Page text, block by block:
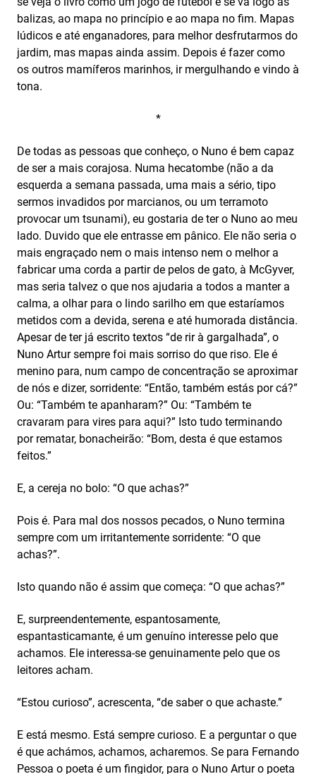
balizas, ao mapa no princípio e ao mapa no fim. Mapas
lúdicos e até enganadores, para melhor desfrutarmos do
jardim, mas mapas ainda assim. Depois é fazer como
os outros mamíferos marinhos, ir mergulhando e vindo à
tona.
*
De todas as pessoas que conheço, o Nuno é bem capaz
de ser a mais corajosa. Numa hecatombe (não a da
esquerda a semana passada, uma mais a sério, tipo
sermos invadidos por marcianos, ou um terramoto
provocar um tsunami), eu gostaria de ter o Nuno ao meu
lado. Duvido que ele entrasse em pânico. Ele não seria o
mais engraçado nem o mais intenso nem o melhor a
fabricar uma corda a partir de pelos de gato, à McGyver,
mas seria talvez o que nos ajudaria a todos a manter a
calma, a olhar para o lindo sarilho em que estaríamos
metidos com a devida, serena e até humorada distância.
Apesar de ter já escrito textos “de rir à gargalhada”, o
Nuno Artur sempre foi mais sorriso do que riso. Ele é
menino para, num campo de concentração se aproximar
de nós e dizer, sorridente: “Então, também estás por cá?”
Ou: “Também te apanharam?” Ou: “Também te
cravaram para vires para aqui?” Isto tudo terminando
por rematar, bonacheirão: “Bom, desta é que estamos
feitos.”
E, a cereja no bolo: “O que achas?”
Pois é. Para mal dos nossos pecados, o Nuno termina
sempre com um irritantemente sorridente: “O que
achas?”.
Isto quando não é assim que começa: “O que achas?”
E, surpreendentemente, espantosamente,
espantasticamante, é um genuíno interesse pelo que
achamos. Ele interessa-se genuinamente pelo que os
leitores acham.
“Estou curioso”, acrescenta, “de saber o que achaste.”
E está mesmo. Está sempre curioso. E a perguntar o que
é que achámos, achamos, acharemos. Se para Fernando
Pessoa o poeta é um fingidor, para o Nuno Artur o poeta